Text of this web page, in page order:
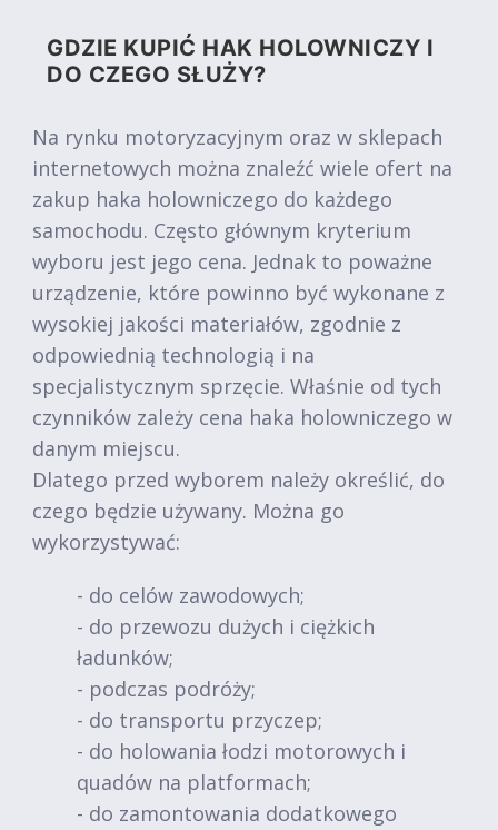
GDZIE KUPIĆ HAK HOLOWNICZY I
DO CZEGO SŁUŻY?
Na rynku motoryzacyjnym oraz w sklepach
internetowych można znaleźć wiele ofert na
zakup haka holowniczego do każdego
samochodu. Często głównym kryterium
wyboru jest jego cena. Jednak to poważne
urządzenie, które powinno być wykonane z
wysokiej jakości materiałów, zgodnie z
odpowiednią technologią i na
specjalistycznym sprzęcie. Właśnie od tych
czynników zależy cena haka holowniczego w
danym miejscu.
Dlatego przed wyborem należy określić, do
czego będzie używany. Można go
wykorzystywać:
- do celów zawodowych;
- do przewozu dużych i ciężkich
ładunków;
- podczas podróży;
- do transportu przyczep;
- do holowania łodzi motorowych i
quadów na platformach;
- do zamontowania dodatkowego